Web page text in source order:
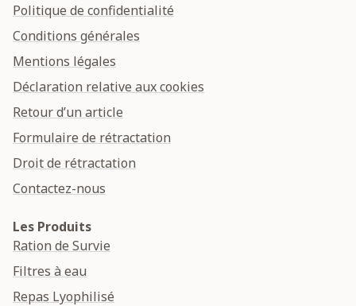
Politique de confidentialité
Conditions générales
Mentions légales
Déclaration relative aux cookies
Retour d’un article
Formulaire de rétractation
Droit de rétractation
Contactez-nous
Les Produits
Ration de Survie
Filtres à eau
Repas Lyophilisé